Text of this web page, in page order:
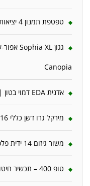
טפטפת תמנון 4 יציאות, השקייה מווסתת + טפטפת 8 ליטר לשעה
Canopia
אדנית EDA דמוי בטון | מידות 78.5X29.5X60 ס"מ | אפור כהה
מירקל גרו דשן כללי 24-8-16 – 225 גרם
משור גיזום 14 ידית פלסטיק P-4 -תבור
טופ 400 – תכשיר חיטוי עלוות הצמח 680 סמ"ק גרין גארד